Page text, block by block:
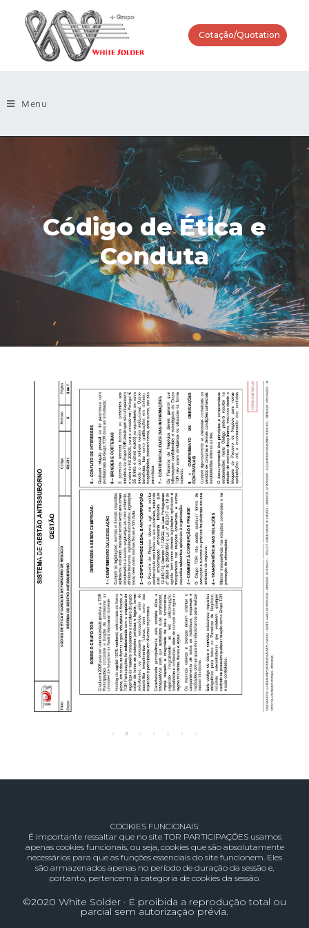
Cotação/Quotation
Menu
Código de Ética e
Conduta
COOKIES FUNCIONAIS:
É importante ressaltar que no site TOR PARTICIPAÇÕES usamos
apenas cookies funcionais, ou seja, cookies que são absolutamente
necessários para que as funções essenciais do site funcionem. Eles
são armazenados apenas no período de duração da sessão e,
portanto, pertencem à categoria de cookies da sessão.
©2020 White Solder · É proibida a reprodução total ou
parcial sem autorização prévia.